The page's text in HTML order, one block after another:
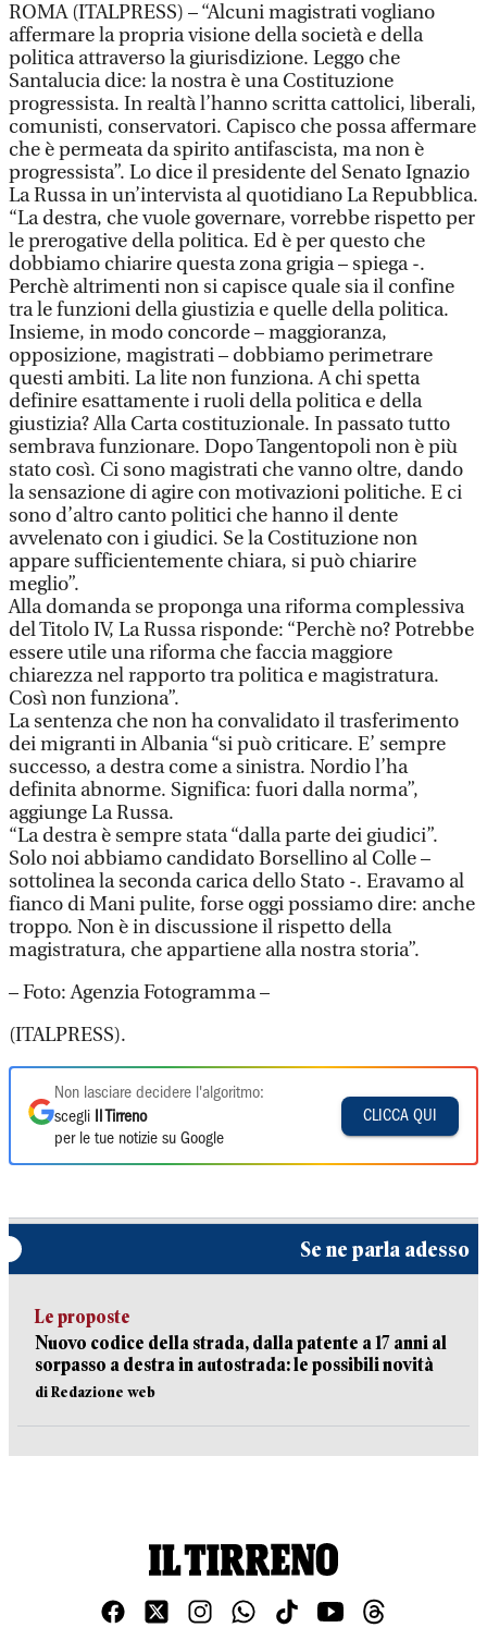
ROMA (ITALPRESS) – “Alcuni magistrati vogliano
affermare la propria visione della società e della
politica attraverso la giurisdizione. Leggo che
Santalucia dice: la nostra è una Costituzione
progressista. In realtà l’hanno scritta cattolici, liberali,
comunisti, conservatori. Capisco che possa affermare
che è permeata da spirito antifascista, ma non è
progressista”. Lo dice il presidente del Senato Ignazio
La Russa in un’intervista al quotidiano La Repubblica.
“La destra, che vuole governare, vorrebbe rispetto per
le prerogative della politica. Ed è per questo che
dobbiamo chiarire questa zona grigia – spiega -.
Perchè altrimenti non si capisce quale sia il confine
tra le funzioni della giustizia e quelle della politica.
Insieme, in modo concorde – maggioranza,
opposizione, magistrati – dobbiamo perimetrare
questi ambiti. La lite non funziona. A chi spetta
definire esattamente i ruoli della politica e della
giustizia? Alla Carta costituzionale. In passato tutto
sembrava funzionare. Dopo Tangentopoli non è più
stato così. Ci sono magistrati che vanno oltre, dando
la sensazione di agire con motivazioni politiche. E ci
sono d’altro canto politici che hanno il dente
avvelenato con i giudici. Se la Costituzione non
appare sufficientemente chiara, si può chiarire
meglio”.
Alla domanda se proponga una riforma complessiva
del Titolo IV, La Russa risponde: “Perchè no? Potrebbe
essere utile una riforma che faccia maggiore
chiarezza nel rapporto tra politica e magistratura.
Così non funziona”.
La sentenza che non ha convalidato il trasferimento
dei migranti in Albania “si può criticare. E’ sempre
successo, a destra come a sinistra. Nordio l’ha
definita abnorme. Significa: fuori dalla norma”,
aggiunge La Russa.
“La destra è sempre stata “dalla parte dei giudici”.
Solo noi abbiamo candidato Borsellino al Colle –
sottolinea la seconda carica dello Stato -. Eravamo al
fianco di Mani pulite, forse oggi possiamo dire: anche
troppo. Non è in discussione il rispetto della
magistratura, che appartiene alla nostra storia”.
– Foto: Agenzia Fotogramma –
(ITALPRESS).
Non lasciare decidere l'algoritmo:
scegli
Il Tirreno
per le tue notizie su Google
CLICCA QUI
Se ne parla adesso
Le proposte
Nuovo codice della strada, dalla patente a 17 anni al
sorpasso a destra in autostrada: le possibili novità
di Redazione web